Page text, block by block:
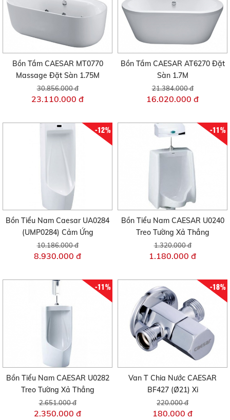
Bồn Tắm CAESAR MT0770
Massage Đặt Sàn 1.75M
30.856.000 đ
23.110.000 đ
Bồn Tắm CAESAR AT6270 Đặt
Sàn 1.7M
21.384.000 đ
16.020.000 đ
-12%
Bồn Tiểu Nam Caesar UA0284
(UMP0284) Cảm Ứng
10.186.000 đ
8.930.000 đ
-11%
Bồn Tiểu Nam CAESAR U0240
Treo Tường Xả Thẳng
1.320.000 đ
1.180.000 đ
-11%
Bồn Tiểu Nam CAESAR U0282
Treo Tường Xả Thẳng
2.651.000 đ
2.350.000 đ
-18%
Van T Chia Nước CAESAR
BF427 (Ø21) Xi
220.000 đ
180.000 đ